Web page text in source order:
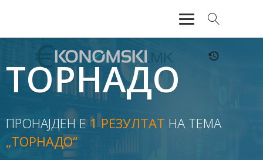
АКТУЕЛНО
ЕКОНОМИЈА
ФИНАНСИИ
БАНКАРСТВО
ТОРНАДО
ПРОНАЈДЕН Е1 РЕЗУЛТАТ НА ТЕМА
„ТОРНАДО“